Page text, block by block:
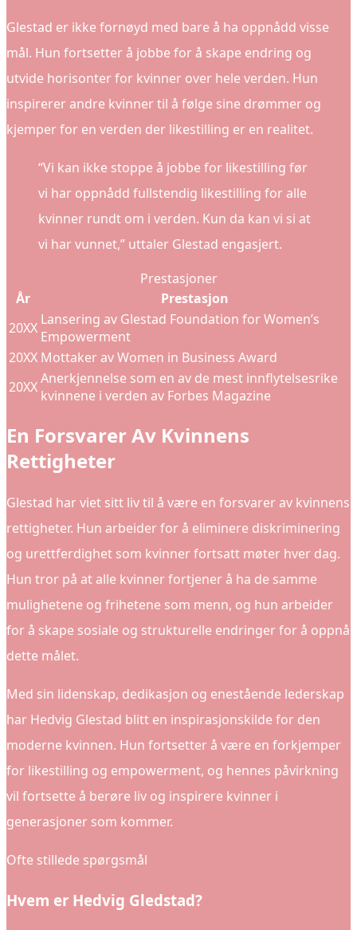
Glestad er ikke fornøyd med bare å ha oppnådd visse
mål. Hun fortsetter å jobbe for å skape endring og
utvide horisonter for kvinner over hele verden. Hun
inspirerer andre kvinner til å følge sine drømmer og
kjemper for en verden der likestilling er en realitet.
“Vi kan ikke stoppe å jobbe for likestilling før
vi har oppnådd fullstendig likestilling for alle
kvinner rundt om i verden. Kun da kan vi si at
vi har vunnet,” uttaler Glestad engasjert.
Prestasjoner
År
Prestasjon
20XX Lansering av Glestad Foundation for Women’s
Empowerment
20XX Mottaker av Women in Business Award
20XXAnerkjennelse som en av de mest innflytelsesrike
kvinnene i verden av Forbes Magazine
En Forsvarer Av Kvinnens
Rettigheter
Glestad har viet sitt liv til å være en forsvarer av kvinnens
rettigheter. Hun arbeider for å eliminere diskriminering
og urettferdighet som kvinner fortsatt møter hver dag.
Hun tror på at alle kvinner fortjener å ha de samme
mulighetene og frihetene som menn, og hun arbeider
for å skape sosiale og strukturelle endringer for å oppnå
dette målet.
Med sin lidenskap, dedikasjon og enestående lederskap
har Hedvig Glestad blitt en inspirasjonskilde for den
moderne kvinnen. Hun fortsetter å være en forkjemper
for likestilling og empowerment, og hennes påvirkning
vil fortsette å berøre liv og inspirere kvinner i
generasjoner som kommer.
Ofte stillede spørgsmål
Hvem er Hedvig Gledstad?